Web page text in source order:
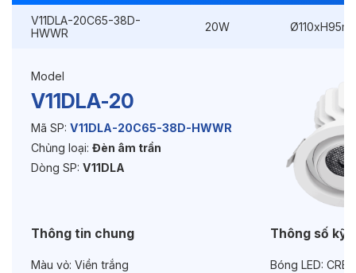
Thi công:Ø100mm
Độ bền & tùy chọn mở rộng
Tuổi thọ: >30000h
Bảo hành:3 năm
V11DLA-20C65-38D-
HWWR
20W
Model
V11DLA-20
Mã SP: V11DLA-20C65-38D-HWWR
Chủng loại: Đèn âm trần
Dòng SP: V11DLA
Thông tin chung
Màu vỏ: Viền trắng
Thông số kỹ
Bóng LED: